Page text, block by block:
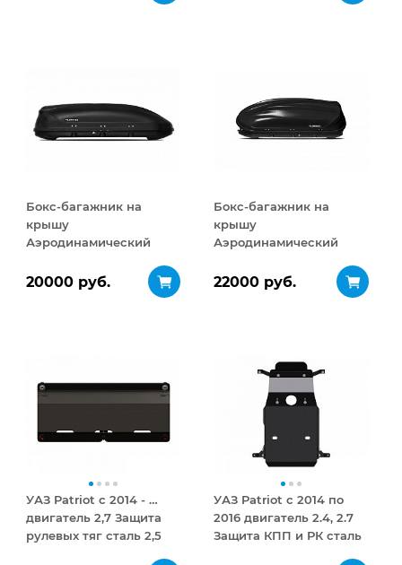
Бокс-багажник на
крышу
Аэродинамический
20000 руб.
Бокс-багажник на
крышу
Аэродинамический
ДВУСТОРОННЕЕ
22000 руб.
УАЗ Patriot с 2014 - …
двигатель 2,7 Защита
рулевых тяг сталь 2,5
УАЗ Patriot с 2014 по
2016 двигатель 2.4, 2.7
Защита КПП и РК сталь